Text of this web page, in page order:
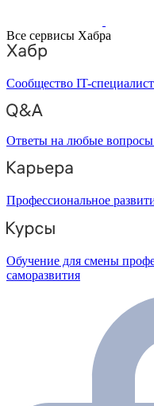
Все сервисы Хабра
Сообщество IT-
Ответы на любые
Профессиональное
Обучение для смены
саморазвития